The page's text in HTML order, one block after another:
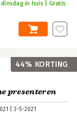
in huis | Gratis
presenteren
3-5-2021
44% KORTING